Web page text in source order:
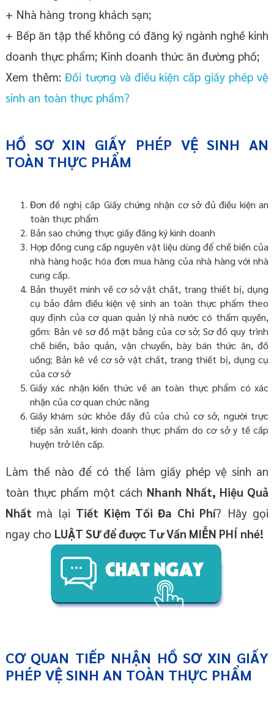
+ Nhà hàng trong khách sạn;
+ Bếp ăn tập thể không có đăng ký ngành nghề kinh
doanh thực phẩm; Kinh doanh thức ăn đường phố;
Xem thêm: Đối tượng và điều kiện cấp giấy phép vệ
sinh an toàn thực phẩm?
HỒ SƠ XIN GIẤY PHÉP VỆ SINH AN
TOÀN THỰC PHẨM
Đơn đề nghị cấp Giấy chứng nhận cơ sở đủ điều kiện an
toàn thực phẩm
Bản sao chứng thực giấy đăng ký kinh doanh
Hợp đồng cung cấp nguyên vật liệu dùng để chế biến của
nhà hàng hoặc hóa đơn mua hàng của nhà hàng với nhà
cung cấp.
Bản thuyết minh về cơ sở vật chất, trang thiết bị, dụng
cụ bảo đảm điều kiện vệ sinh an toàn thực phẩm theo
quy định của cơ quan quản lý nhà nước có thẩm quyền,
gồm: Bản vẽ sơ đồ mặt bằng của cơ sở; Sơ đồ quy trình
chế biến, bảo quản, vận chuyển, bày bán thức ăn, đồ
uống; Bản kê về cơ sở vật chất, trang thiết bị, dụng cụ
của cơ sở
Giấy xác nhận kiến thức về an toàn thực phẩm có xác
nhận của cơ quan chức năng
Giấy khám sức khỏe đầy đủ của chủ cơ sở, người trực
tiếp sản xuất, kinh doanh thực phẩm do cơ sở y tế cấp
huyện trở lên cấp.
Làm thế nào để có thể làm giấy phép vệ sinh an
toàn thực phẩm một cách Nhanh Nhất, Hiệu Quả
Nhất mà lại Tiết Kiệm Tối Đa Chi Phí? Hãy gọi
ngay cho LUẬT SƯ để được Tư Vấn MIỄN PHÍ nhé!
CƠ QUAN TIẾP NHẬN HỒ SƠ XIN GIẤY
PHÉP VỆ SINH AN TOÀN THỰC PHẨM